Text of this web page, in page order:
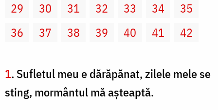
29
30 31 32 33 34
35
36
37 38 39 40 41 42
1. Sufletul meu e dărăpănat, zilele mele se
sting, mormântul mă aşteaptă.